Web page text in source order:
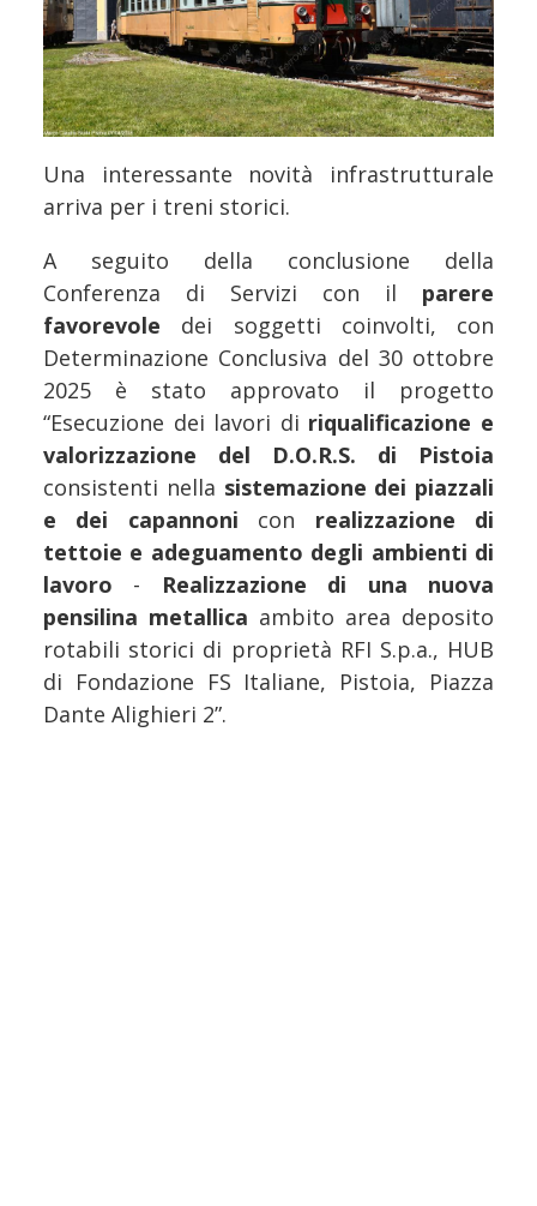
Una interessante novità infrastrutturale
arriva per i treni storici.
A seguito della conclusione della
Conferenza di Servizi con il parere
favorevole dei soggetti coinvolti, con
Determinazione Conclusiva del 30 ottobre
2025 è stato approvato il progetto
“Esecuzione dei lavori di riqualificazione e
valorizzazione del D.O.R.S. di Pistoia
consistenti nella sistemazione dei piazzali
e dei capannoni con realizzazione di
tettoie e adeguamento degli ambienti di
lavoro - Realizzazione di una nuova
pensilina metallica ambito area deposito
rotabili storici di proprietà RFI S.p.a., HUB
di Fondazione FS Italiane, Pistoia, Piazza
Dante Alighieri 2”.